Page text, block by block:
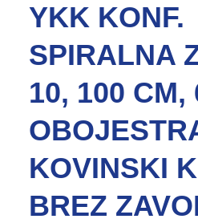
YKK KONF.
SPIRALNA
10, 100 CM,
KOVINSKI
BREZ